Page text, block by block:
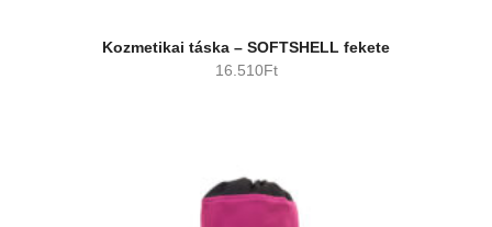
Kozmetikai táska – SOFTSHELL fekete
16.510Ft